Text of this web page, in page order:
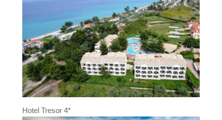
Hotel Tresor 4*